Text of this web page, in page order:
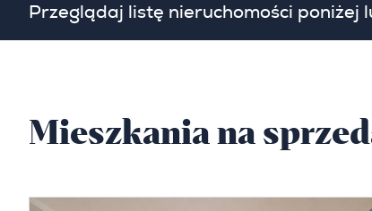
Przeglądaj listę nieruchomości poniżej
Mieszkania na